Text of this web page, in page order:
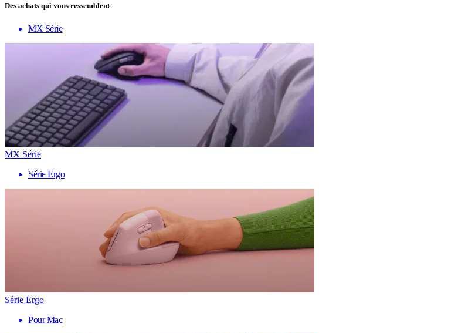
Des achats qui vous ressemblent
MX Série
MX Série
Série Ergo
Série Ergo
Pour Mac